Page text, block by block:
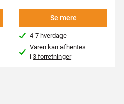
Se mere
4-7 hverdage
Varen kan afhentes
i3 forretninger